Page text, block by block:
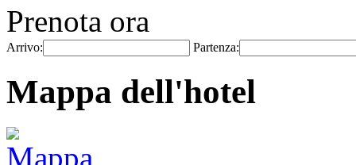
Prenota ora
Arrivo: Partenza:
Mappa dell'hotel